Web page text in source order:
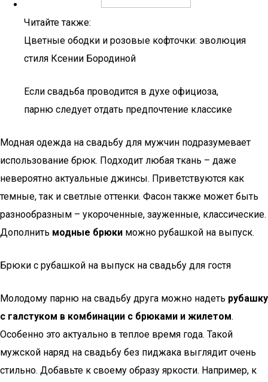
Читайте также:
Цветные ободки и розовые кофточки: эволюция
стиля Ксении Бородиной
Если свадьба проводится в духе официоза,
парню следует отдать предпочтение классике
Модная одежда на свадьбу для мужчин подразумевает
использование брюк. Подходит любая ткань – даже
невероятно актуальные джинсы. Приветствуются как
темные, так и светлые оттенки. Фасон также может быть
разнообразным – укороченные, зауженные, классические.
Дополнить модные брюки можно рубашкой на выпуск.
Брюки с рубашкой на выпуск на свадьбу для гостя
Молодому парню на свадьбу друга можно надеть рубашку
с галстуком в комбинации с брюками и жилетом.
Особенно это актуально в теплое время года. Такой
мужской наряд на свадьбу без пиджака выглядит очень
стильно. Добавьте к своему образу яркости. Например, к